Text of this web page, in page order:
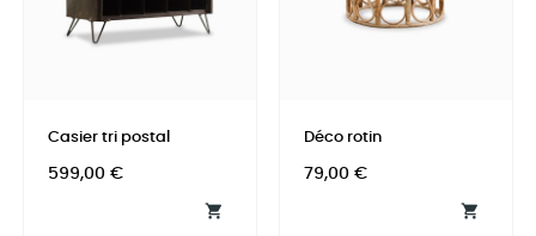
Casier tri postal
Prix
599,00 €

Déco rotin
Prix
79,00 €
